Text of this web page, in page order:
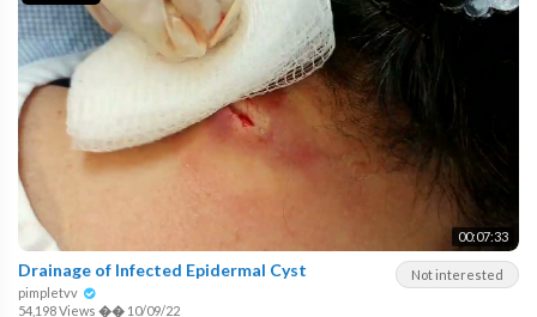
00:07:33
Not interested
Drainage of Infected Epidermal Cyst
pimpletvv
54,198 Views �� 10/09/22